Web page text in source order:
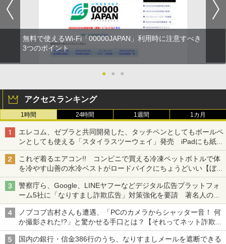
無料で使えるWi-Fi「00000JAPAN」利用時に注意すべき
3つのポイント
● ● ●
アクセスランキング
1時間 24時間 1週間 1カ月
エレコム、ゼブラと共同開発した、タッチペンとしてもボールペ
ンとしても使える「スタイラスツーウェイ」発売 iPadにも紙に
も、持ち替えずに書き込める
これぞ着るエアコン!! コンビニで買える冷凍ペットボトルで体
を冷やす山善の水冷ベストがロードバイクにちょうどいい【ぼっ
ち・ざ・ろーど！その14】【空いた時間でなにしてる？】
警察庁ら、Google、LINEヤフーなどデジタル広告プラットフォ
ーム5社に「なりすまし詐欺広告」対策強化を要請 著名人の写
真や映像を使った投資詐欺などへの対策として
ノブコブ吉村さんも遭遇、「PCのカメラからシャッター音！ 何
か撮影された!?」と驚かせる手口とは？【それってネット詐欺で
すよ！】
国内の銀行・信金386行のうち、なりすましメールを遮断できる